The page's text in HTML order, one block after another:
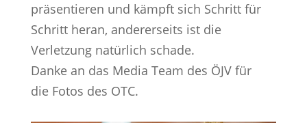
präsentieren und kämpft sich Schritt für
Schritt heran, andererseits ist die
Verletzung natürlich schade.
Danke an das Media Team des ÖJV für
die Fotos des OTC.